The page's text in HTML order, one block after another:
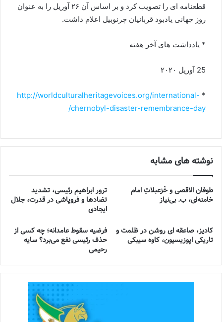
قطعنامه ای را تصویب کرد و بر اساس آن ۲۶ آوریل را به عنوان
روز جهانی یادبود قربانیان چرنوبیل اعلام داشت.
* یادداشت های آخر هفته
25 آوریل ۲۰۲۰
*
http://worldculturalheritagevoices.org/international-
chernobyl-disaster-remembrance-day/
نوشته های مشابه
طوفان الاقصی و خُزعبلاتِ امام
خامنه‌ای، ب. بی‌نیاز
ترور ابراهیم رئیسی، تشدید
تضادها و فروپاشی در قدرت، جلال
ایجادی
کادیز، صاعقه ای روشن در ظلمت و
تاریکی اپوزیسیون، کاوه سیبکی
فرضیه سقوط عامدانه؛ چه کسی از
حذف رئیسی نفع می‌برد؟ سایه
رحیمی